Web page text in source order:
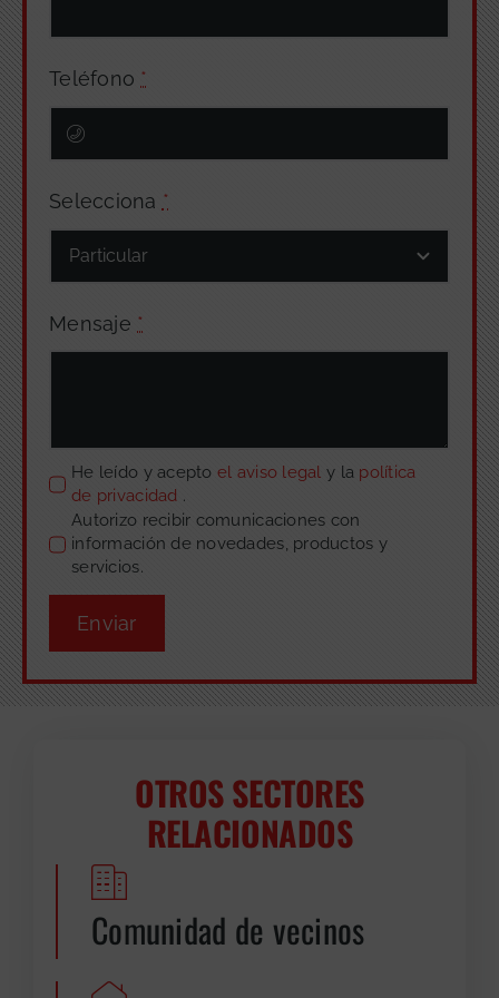
Teléfono *
Selecciona *
Mensaje *
He leído y acepto el aviso legaly la política
de privacidad .
Autorizo recibir comunicaciones con
información de novedades, productos y
servicios.
Enviar
OTROS SECTORES
RELACIONADOS
Comunidad de vecinos